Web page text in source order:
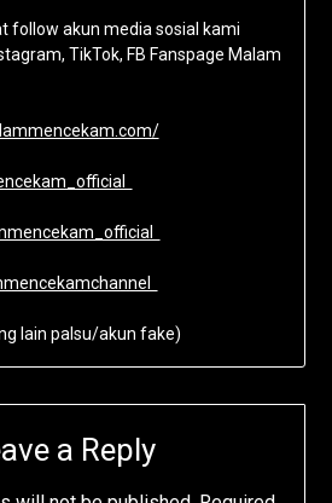
follow akun media sosial kami
TikTok, FB Fanspage Malam
lain palsu/akun fake)
a Reply